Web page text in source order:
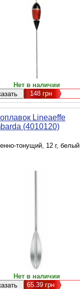
Нет в наличии
148грн
Lineaeffe
(4010120)
тонущий, 12 г, белый
Нет в наличии
65.39 грн